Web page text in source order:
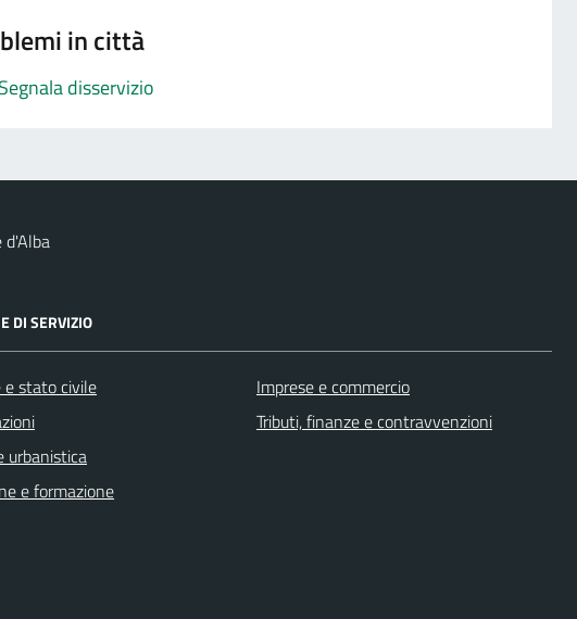
in città
disservizio
d'Alba
DI SERVIZIO
e stato civile
urbanistica
e formazione
Imprese e commercio
Tributi, finanze e contravvenzioni